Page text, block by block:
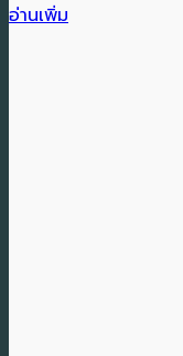
อ่านเพิ่ม